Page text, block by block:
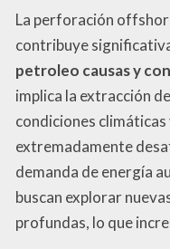
La perforación
contribuye
petroleo causas y
implica la extracción
condiciones
extremadamente
demanda de energía
buscan explorar
profundas, lo que